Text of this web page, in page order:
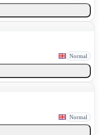
Normal
Normal